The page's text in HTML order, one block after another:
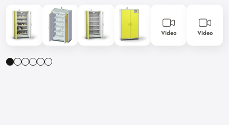
Video Video